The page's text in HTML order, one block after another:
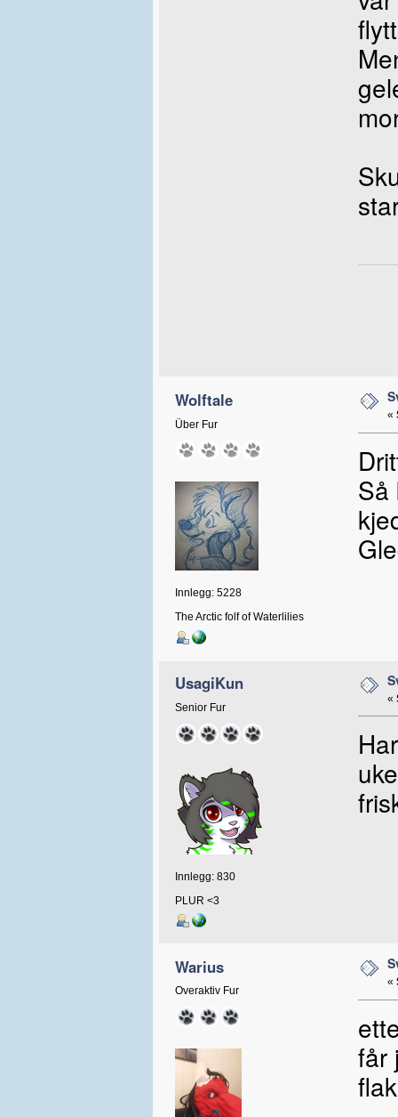
Wolftale
Über Fur
Innlegg: 5228
The Arctic folf of Waterlilies
«
Så
UsagiKun
Senior Fur
Innlegg: 830
PLUR <3
«
Warius
Overaktiv Fur
«
får